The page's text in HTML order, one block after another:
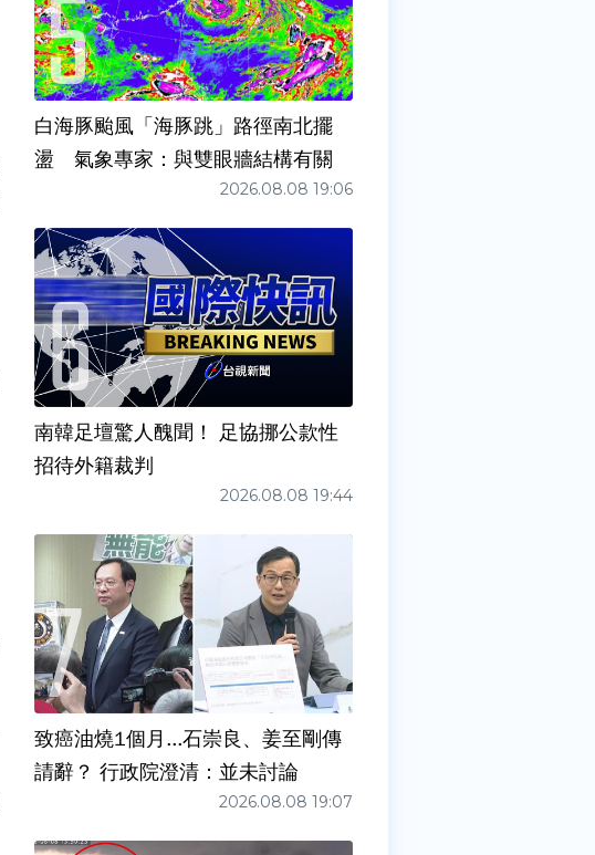
白海豚颱風「海豚跳」路徑南北擺
盪 氣象專家：與雙眼牆結構有關
2026.08.08 19:06
南韓足壇驚人醜聞！ 足協挪公款性
招待外籍裁判
2026.08.08 19:44
致癌油燒1個月...石崇良、姜至剛傳
請辭？ 行政院澄清：並未討論
2026.08.08 19:07